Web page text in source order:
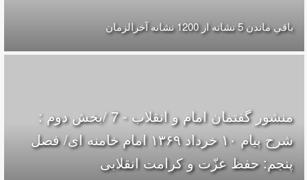
باقي ماندن 5 نشانه از 1200 نشانه‌ آخرالزمان
منشور گفتمان امام و انقلاب - 7 /بخش دوم :
شرح پیام ۱۰ خرداد ۱۳۶۹ امام خامنه ای/ فصل
پنجم: حفظ عزّت و کرامت انقلابی